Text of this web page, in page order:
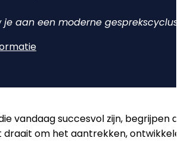
je aan een moderne
vandaag succesvol zijn,
om het aantrekken,